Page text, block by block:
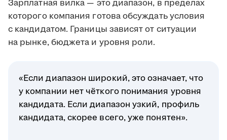
Зарплатная вилка — это диапазон, в пределах
которого компания готова обсуждать условия
с кандидатом. Границы зависят от ситуации
на рынке, бюджета и уровня роли.
«Если диапазон широкий, это означает, что
у компании нет чёткого понимания уровня
кандидата. Если диапазон узкий, профиль
кандидата, скорее всего, уже понятен».